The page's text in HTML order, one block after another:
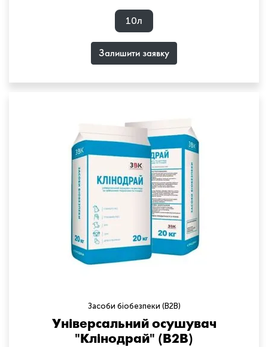
10л
Залишити заявку
Засоби біобезпеки (B2B)
Універсальний осушувач
"Клінодрай" (B2B)